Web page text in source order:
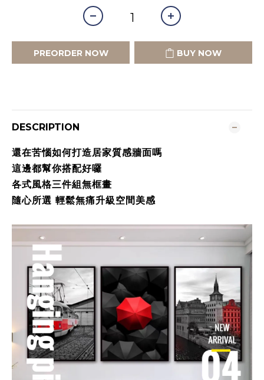
PREORDER NOW BUY NOW
DESCRIPTION
還在苦惱如何打造居家質感牆面嗎
這邊都幫你搭配好囉
各式風格三件組無框畫
隨心所選 輕鬆無痛升級空間美感